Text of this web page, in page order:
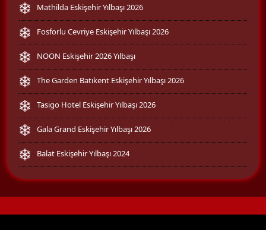
Mathilda Eskişehir Yılbaşı 2026
Fosforlu Cevriye Eskişehir Yılbaşı 2026
NOON Eskişehir 2026 Yılbaşı
The Garden Batıkent Eskişehir Yılbaşı 2026
Tasigo Hotel Eskişehir Yılbaşı 2026
Gala Grand Eskişehir Yılbaşı 2026
Balat Eskişehir Yılbaşı 2024